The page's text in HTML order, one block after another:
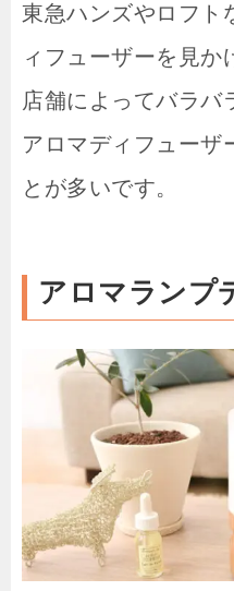
東急ハンズやロフト
ィフューザーを見か
店舗によってバラバ
アロマディフューザ
とが多いです。
アロマランプ